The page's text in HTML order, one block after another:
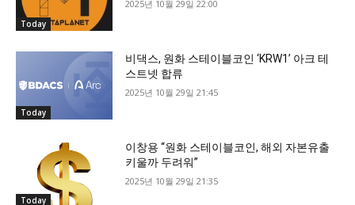
Today
2025년 10월 29일 22:00
Today
비댁스, 원화 스테이블코인 ‘KRW1’ 아크 테
스트넷 합류
2025년 10월 29일 21:45
Today
이창용 “원화 스테이블코인, 해외 자본유출
키울까 두려워”
2025년 10월 29일 21:35